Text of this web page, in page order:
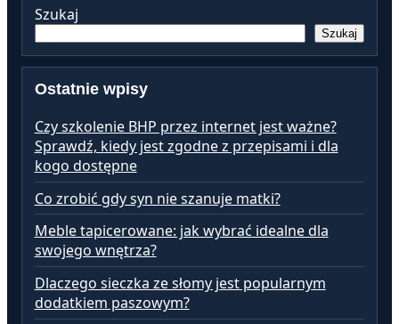
Szukaj
Szukaj
Ostatnie wpisy
Czy szkolenie BHP przez internet jest ważne?
Sprawdź, kiedy jest zgodne z przepisami i dla
kogo dostępne
Co zrobić gdy syn nie szanuje matki?
Meble tapicerowane: jak wybrać idealne dla
swojego wnętrza?
Dlaczego sieczka ze słomy jest popularnym
dodatkiem paszowym?